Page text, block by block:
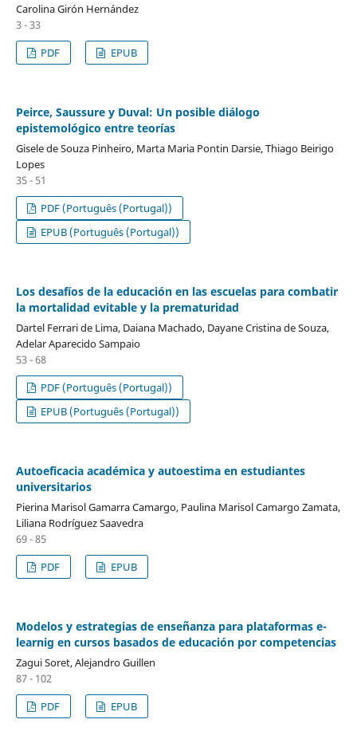
Carolina Girón Hernández
3 - 33
PDF
EPUB
Peirce, Saussure y Duval: Un posible diálogo
epistemológico entre teorías
Gisele de Souza Pinheiro, Marta Maria Pontin Darsie, Thiago Beirigo
Lopes
35 - 51
PDF (Português (Portugal))
EPUB (Português (Portugal))
Los desafíos de la educación en las escuelas para combatir
la mortalidad evitable y la prematuridad
Dartel Ferrari de Lima, Daiana Machado, Dayane Cristina de Souza,
Adelar Aparecido Sampaio
53 - 68
PDF (Português (Portugal))
EPUB (Português (Portugal))
Autoeficacia académica y autoestima en estudiantes
universitarios
Pierina Marisol Gamarra Camargo, Paulina Marisol Camargo Zamata,
Liliana Rodríguez Saavedra
69 - 85
PDF
EPUB
Modelos y estrategias de enseñanza para plataformas e-
learnig en cursos basados de educación por competencias
Zagui Soret, Alejandro Guillen
87 - 102
PDF
EPUB